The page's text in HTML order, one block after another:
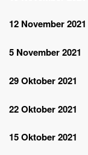
12 November 2021
5 November 2021
29 Oktober 2021
22 Oktober 2021
15 Oktober 2021